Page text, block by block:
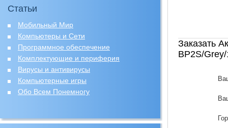
Статьи
Мобильный Мир
Компьютеры и Сети
Программное обеспечение
Комплектующие и периферия
Вирусы и антивирусы
Компьютерные игры
Обо Всем Понемногу
Заказать
BP2S/